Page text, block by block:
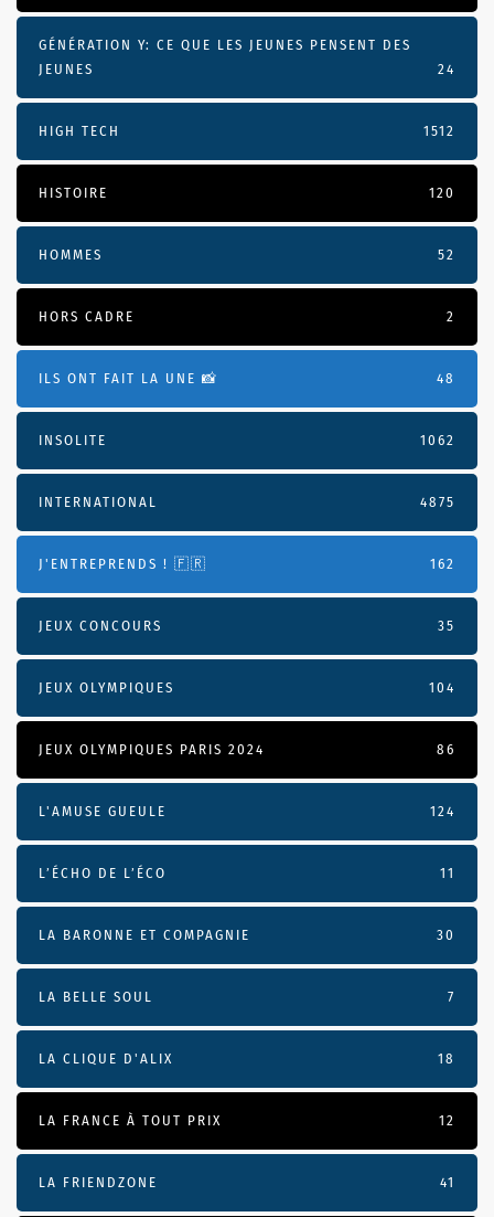
GÉNÉRATION Y: CE QUE LES JEUNES PENSENT DES
JEUNES
24
HIGH TECH 1512
HISTOIRE 120
HOMMES 52
HORS CADRE 2
ILS ONT FAIT LA UNE 📸 48
INSOLITE 1062
INTERNATIONAL 4875
J'ENTREPRENDS ! 🇫🇷 162
JEUX CONCOURS 35
JEUX OLYMPIQUES 104
JEUX OLYMPIQUES PARIS 2024 86
L'AMUSE GUEULE 124
L’ÉCHO DE L’ÉCO 11
LA BARONNE ET COMPAGNIE 30
LA BELLE SOUL 7
LA CLIQUE D'ALIX 18
LA FRANCE À TOUT PRIX 12
LA FRIENDZONE 41